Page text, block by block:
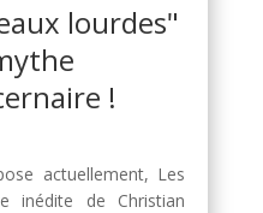
lourdes"
!
actuellement, Les
inédite de Christian